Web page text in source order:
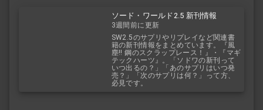
ソード・ワールド2.5 新刊情報
3週間前に更新
SW2.5のサプリやリプレイなど関連書
籍の新刊情報をまとめています。『風
塵!! 鋼のスクラップレース！』・『マギ
テックハーツ』。「ソドワの新刊って
いつ出るの？」「あのサプリはいつ発
売？」「次のサプリは何？」って方、
必見です。